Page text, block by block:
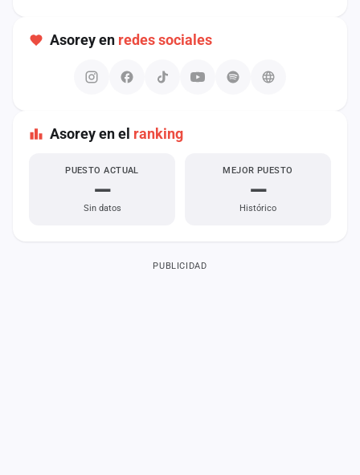
Asorey en redes sociales
Asorey en el ranking
PUESTO ACTUAL
—
Sin datos
MEJOR PUESTO
—
Histórico
PUBLICIDAD
Administración